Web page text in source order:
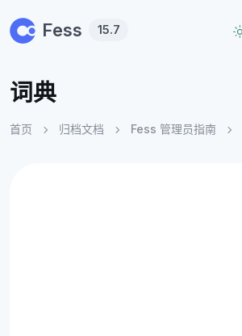
Fess 15.7
词典
首页 归档文档 Fess 管理员指南